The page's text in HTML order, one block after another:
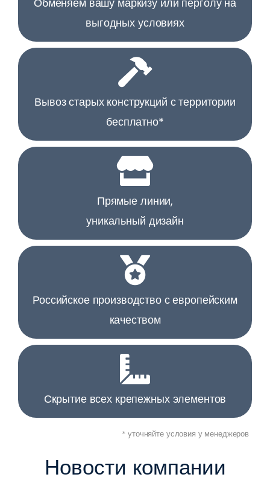
выгодных условиях
Вывоз старых конструкций с территории
бесплатно*
Прямые линии,
уникальный дизайн
Российское производство с европейским
качеством
Скрытие всех крепежных элементов
* уточняйте условия у менеджеров
Новости компании